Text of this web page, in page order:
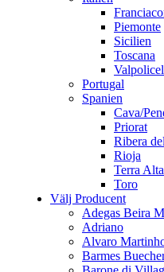
Piemonte
Sicilien
Toscana
Portugal
Spanien
Cava/
Priorat
Ribera
Rioja
Terra Alta
Toro
Välj Producent
Adegas Beira
Adriano
Alvaro
Barmes